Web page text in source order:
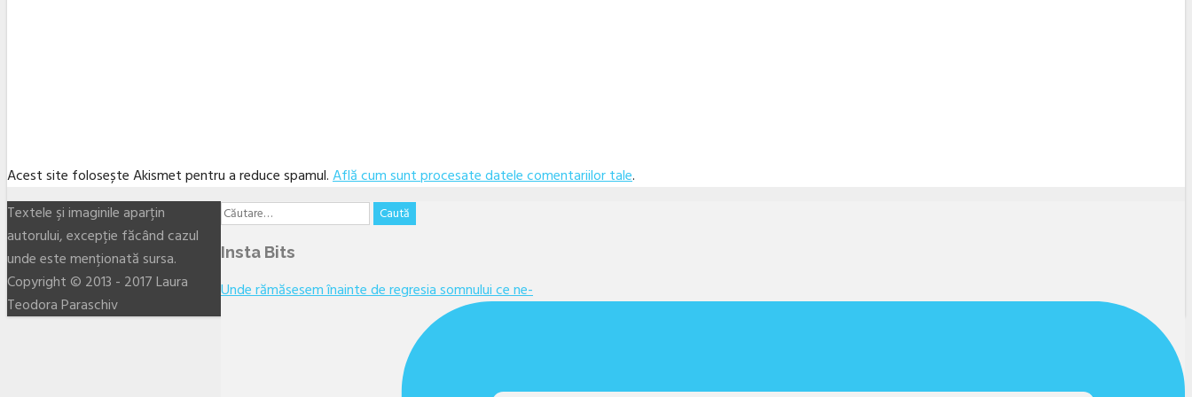
Acest site folosește Akismet pentru a reduce spamul.Află cum sunt procesate datele comentariilor tale.
Caută
Insta Bits
Unde rămăsesem înainte de regresia somnului ce ne-
Facebook
Twitter
Linkedin
YouTube
Instagram
Email
Textele şi imaginile aparţin
autorului, excepţie făcând cazul
unde este menţionată sursa.
Copyright © 2013 - 2017 Laura
Teodora Paraschiv